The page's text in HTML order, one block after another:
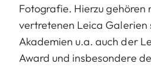
Fotografie. Hierzu gehören
vertretenen Leica Galerien
Akademien u.a. auch der
Award und insbesondere